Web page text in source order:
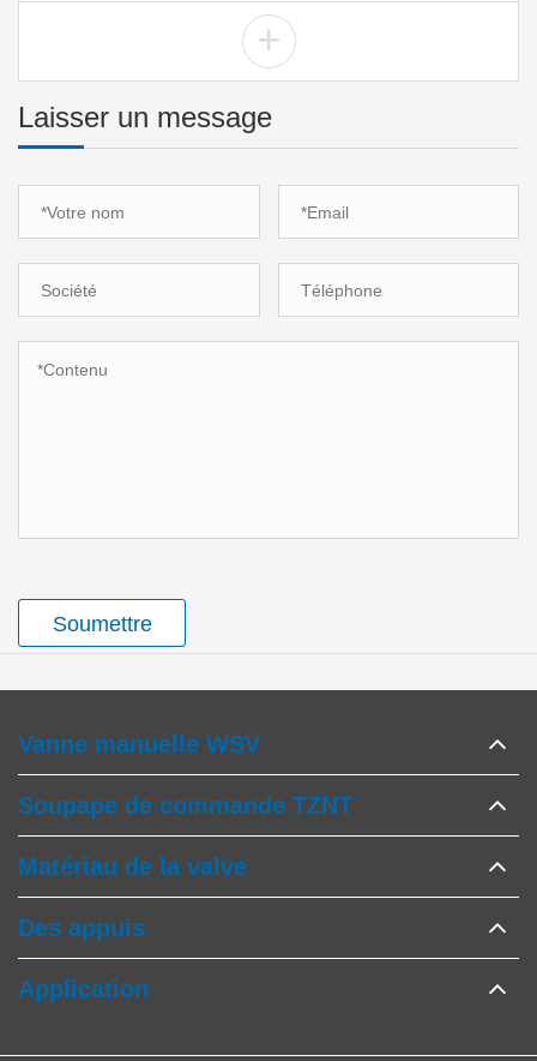
+
Laisser un message
Soumettre
Vanne manuelle WSV
Soupape de commande TZNT
Matériau de la valve
Des appuis
Application